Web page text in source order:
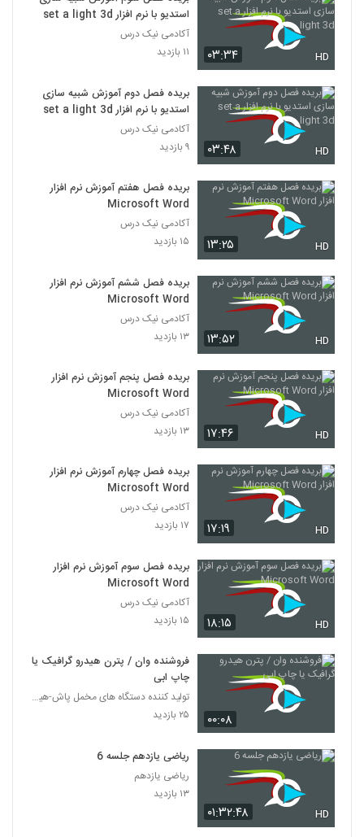
۰۳:۳۴ HD
استدیو با نرم افزار set a light 3d
آکادمی نیک درس
۱۱ بازدید
۰۳:۴۸ HD
بریده فصل دوم آموزش شبیه سازی
استدیو با نرم افزار set a light 3d
آکادمی نیک درس
۹ بازدید
۱۳:۲۵ HD
بریده فصل هفتم آموزش نرم افزار
Microsoft Word
آکادمی نیک درس
۱۵ بازدید
۱۳:۵۲ HD
بریده فصل ششم آموزش نرم افزار
Microsoft Word
آکادمی نیک درس
۱۳ بازدید
۱۷:۴۶ HD
بریده فصل پنجم آموزش نرم افزار
Microsoft Word
آکادمی نیک درس
۱۳ بازدید
۱۷:۱۹ HD
بریده فصل چهارم آموزش نرم افزار
Microsoft Word
آکادمی نیک درس
۱۷ بازدید
۱۸:۱۵ HD
بریده فصل سوم آموزش نرم افزار
Microsoft Word
آکادمی نیک درس
۱۵ بازدید
۰۰:۰۸
فروشنده وان / پترن هیدرو گرافیک یا
چاپ ابی
تولید کننده دستگاه های مخمل پاش-هیدروگرافیک-ابکاری
۲۵ بازدید
۰۱:۳۲:۴۸ HD
ریاضی یازدهم جلسه 6
ریاضی یازدهم
۱۳ بازدید